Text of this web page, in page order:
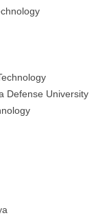
Defense University